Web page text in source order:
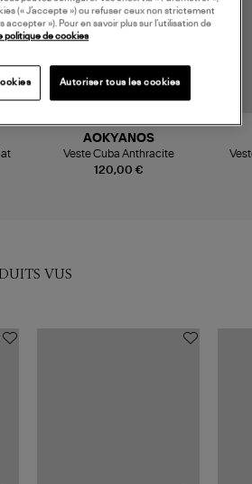
120,00 €
AOKYANOS
Veste Cuba Anthracite
VUS
(« J’accepte ») ou refuser ceux non strictement
accepter »). Pour en savoir plus sur l’utilisation de
politique de cookies
Autoriser tous les cookies